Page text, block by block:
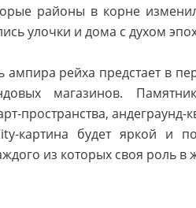
районы в корне
улочки и дома с духом
ампира рейха предстает в
магазинов.
пространства,
картина будет яркой и
из которых своя роль в